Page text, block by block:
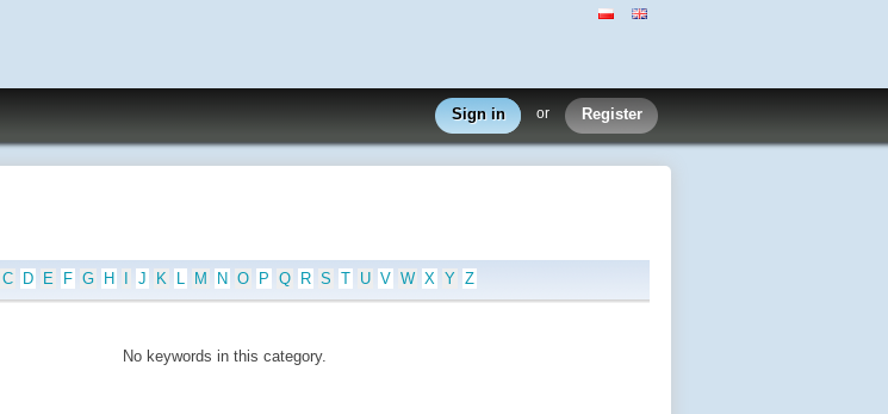
Sign in or Register
C D E F G H J K L M N O P Q R S T U V W X Y Z
No keywords in this category.